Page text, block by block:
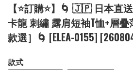
【⭐訂購⭐】🌀 🇯🇵 日本直
卡龍 刺繡 露肩短袖T恤+層
款選］🌀 [ELEA-0155]
款式